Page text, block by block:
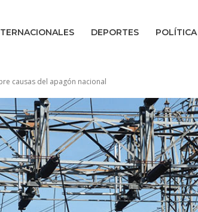
DEPORTES POLÍTICA
causas del apagón nacional